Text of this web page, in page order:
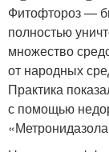
Фитофтороз —
полностью
множество
от народных
Практика
с помощью